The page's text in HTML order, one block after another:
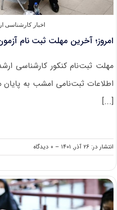
اخبار کارشناسی
امروز؛ آخرین مهلت ثبت نام آزمون
اطلاعات ثبت‌نامی امشب به
[...]
انتشار در: ۲۶ آذر, ۱۴۰۱ -- ۰ دیدگاه
on
امروز؛
مهلت
ثبت
نام
آزمون